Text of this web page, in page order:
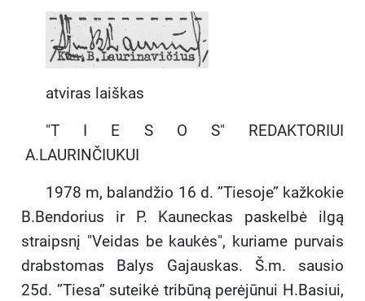
atviras laiškas
"T I E S O S" REDAKTORIUI
A.LAURINČIUKUI
1978 m, balandžio 16 d. ’’Tiesoje’’ kažkokie
B.Bendorius ir P. Kauneckas paskelbė ilgą
straipsnį "Veidas be kaukės", kuriame purvais
drabstomas Balys Gajauskas. Š.m. sausio
25d. ’’Tiesa’’ suteikė tribūną perėjūnui H.Basiui,